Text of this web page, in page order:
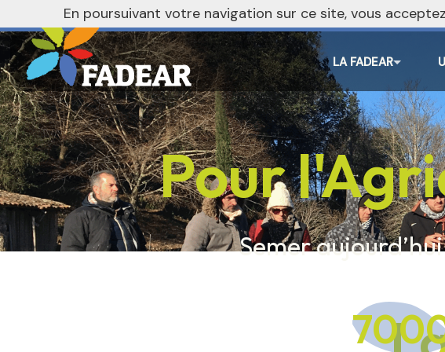
LA FADEAR
Pour
Semer
En poursuivant votre navigation sur ce site, vous